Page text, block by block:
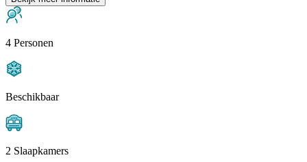
4 Personen
Beschikbaar
2 Slaapkamers